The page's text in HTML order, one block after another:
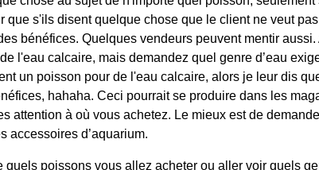
que s'ils disent quelque chose que le client ne veut pas
bénéfices. Quelques vendeurs peuvent mentir aussi.
l'eau calcaire, mais demandez quel genre d’eau
un poisson pour de l'eau calcaire, alors je leur dis
hahaha. Ceci pourrait se produire dans les
attention à où vous achetez. Le mieux est de
accessoires d’aquarium.
quels poissons vous allez acheter ou aller voir quels